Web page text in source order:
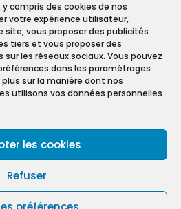
compris des cookies de nos
votre expérience utilisateur,
site, vous proposer des publicités
tiers et vous proposer des
les réseaux sociaux. Vous pouvez
dans les paramétrages
sur la manière dont nos
utilisons vos données personnelles
les cookies
Refuser
immobiliers sont devenus
transaction immobilière.
ou louiez une maison
vous devez constituer un
Technique (DDT).
légales
de Vente
cookies (UE)